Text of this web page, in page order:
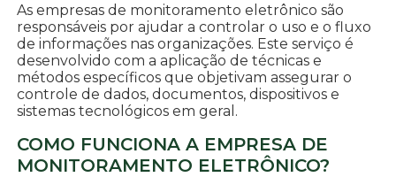
As empresas de monitoramento eletrônico são
responsáveis por ajudar a controlar o uso e o fluxo
de informações nas organizações. Este serviço é
desenvolvido com a aplicação de técnicas e
métodos específicos que objetivam assegurar o
controle de dados, documentos, dispositivos e
sistemas tecnológicos em geral.
COMO FUNCIONA A EMPRESA DE
MONITORAMENTO ELETRÔNICO?